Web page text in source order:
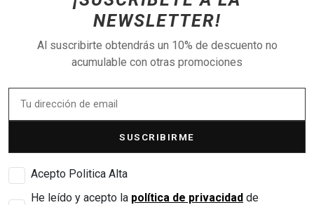
NEWSLETTER!
Al suscribirte obtendrás un 10% de descuento no
acumulable con otras promociones
SUSCRIBIRME
Acepto Politica Alta
He leído y acepto la política de privacidad de